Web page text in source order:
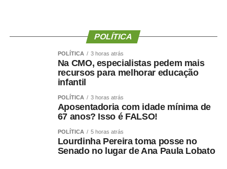
Na visão do professor Fábio Hoffmann Pereira,
pesquisador da Universidade Federal de Alagoas (Ufal) e
representante da Campanha Nacional pelo Direito à
educação infantil de qualidade passa, necessariamente,
pelo entendimento de que a educação é um direito social
e um dever do estado.
— Pensar o financiamento de creches e da educação
POLÍTICA
POLÍTICA 3 horas atrás
Na CMO, especialistas pedem mais
recursos para melhorar educação
infantil
POLÍTICA 3 horas atrás
Aposentadoria com idade mínima de
67 anos? Isso é FALSO!
POLÍTICA 5 horas atrás
Lourdinha Pereira toma posse no
Senado no lugar de Ana Paula Lobato